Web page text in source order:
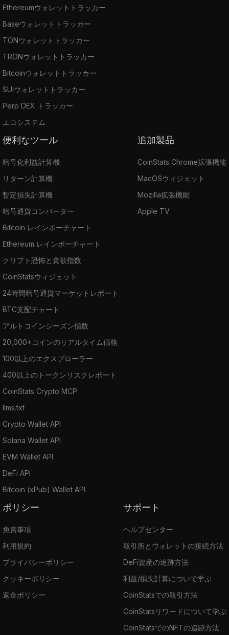
Ethereumウォレットトラッカー
Baseウォレットトラッカー
TONウォレットトラッカー
TRONウォレットトラッカー
Bitcoinウォレットトラッカー
SUIウォレットトラッカー
Perp DEX トラッカー
エコシステム
便利なツール
暗号化利益計算機
リターン計算機
暫定損失計算機
暗号通貨コンバーター
Bitcoin レインボーチャート
Ethereum レインボーチャート
クリプト恐怖と貪欲指数
CoinStatsウィジェット
24時間暗号通貨マーケットレポート
BTC支配チャート
アルトコインシーズン指数
20,000+コインのリアルタイム価格
100以上のエクスプローラー
400以上のトークンリスクレポート
CoinStats Crypto MCP
llms.txt
Crypto Wallet API
Solana Wallet API
EVM Wallet API
DeFi API
Bitcoin (xPub) Wallet API
追加製品
CoinStats Chrome拡張機能
MacOSウィジェット
Mozilla拡張機能
Apple TV
ポリシー
免責事項
利用規約
プライバシーポリシー
クッキーポリシー
返金ポリシー
サポート
ヘルプセンター
取引所とウォレットの接続方法
DeFi資産の追跡方法
利益/損失計算について学ぶ
CoinStatsでの取引方法
CoinStatsリワードについて学ぶ
CoinStatsでのNFTの追跡方法